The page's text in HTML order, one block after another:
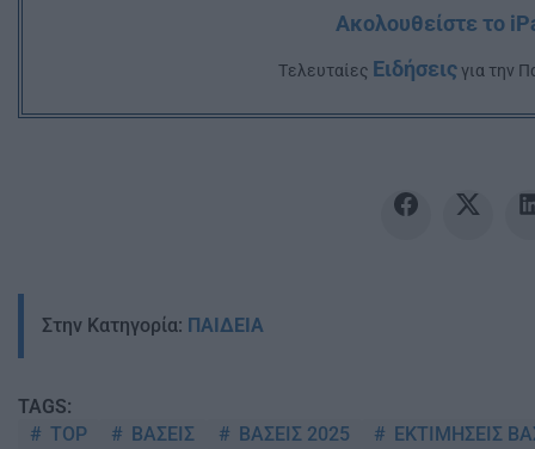
Ακολουθείστε το
Tελευταίες Ειδήσειςγια την
Στην Κατηγορία: ΠΑΙΔΕΙΑ
TAGS:
TOP
ΒΑΣΕΙΣ ΒΑΣΕΙΣ 2025
ΕΚΤΙΜΗΣΕΙΣ